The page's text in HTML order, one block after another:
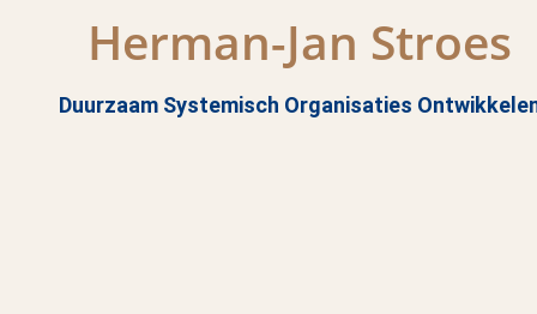
Herman-Jan Stroes
Duurzaam Systemisch Organisaties